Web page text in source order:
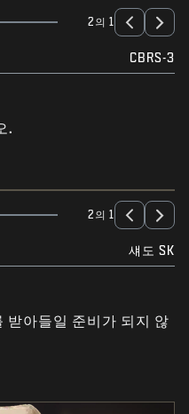
2의 1
CBRS-3
.
2의 1
섀도 SK
받아들일 준비가 되지 않